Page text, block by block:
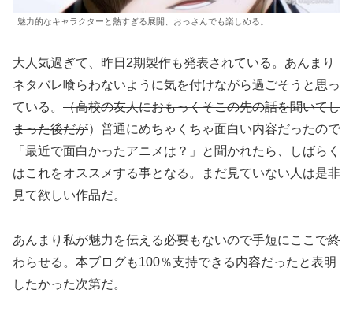
魅力的なキャラクターと熱すぎる展開、おっさんでも楽しめる。
大人気過ぎて、昨日2期製作も発表されている。あんまり
ネタバレ喰らわないように気を付けながら過ごそうと思っ
ている。 （高校の友人におもっくそこの先の話を聞いてし
まった後だが）普通にめちゃくちゃ面白い内容だったので
「最近で面白かったアニメは？」と聞かれたら、しばらく
はこれをオススメする事となる。まだ見ていない人は是非
見て欲しい作品だ。
あんまり私が魅力を伝える必要もないので手短にここで終
わらせる。本ブログも100％支持できる内容だったと表明
したかった次第だ。